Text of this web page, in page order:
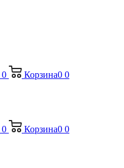
0 Корзина0 0
0 Корзина0 0